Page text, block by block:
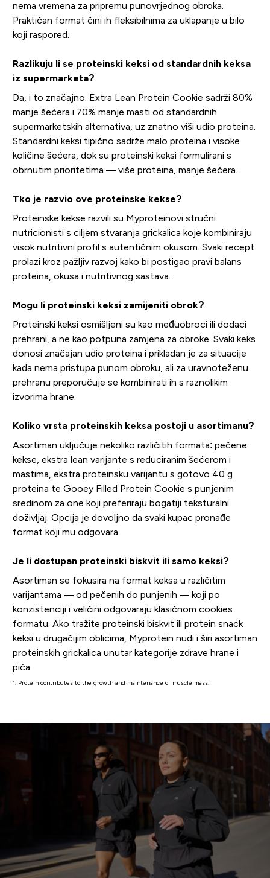
nema vremena za pripremu punovrjednog obroka.
Praktičan format čini ih fleksibilnima za uklapanje u bilo
koji raspored.
Razlikuju li se proteinski keksi od standardnih keksa
iz supermarketa?
Da, i to značajno. Extra Lean Protein Cookie sadrži 80%
manje šećera i 70% manje masti od standardnih
supermarketskih alternativa, uz znatno viši udio proteina.
Standardni keksi tipično sadrže malo proteina i visoke
količine šećera, dok su proteinski keksi formulirani s
obrnutim prioritetima — više proteina, manje šećera.
Tko je razvio ove proteinske kekse?
Proteinske kekse razvili su Myproteinovi stručni
nutricionisti s ciljem stvaranja grickalica koje kombiniraju
visok nutritivni profil s autentičnim okusom. Svaki recept
prolazi kroz pažljiv razvoj kako bi postigao pravi balans
proteina, okusa i nutritivnog sastava.
Mogu li proteinski keksi zamijeniti obrok?
Proteinski keksi osmišljeni su kao međuobroci ili dodaci
prehrani, a ne kao potpuna zamjena za obroke. Svaki keks
donosi značajan udio proteina i prikladan je za situacije
kada nema pristupa punom obroku, ali za uravnoteženu
prehranu preporučuje se kombinirati ih s raznolikim
izvorima hrane.
Koliko vrsta proteinskih keksa postoji u asortimanu?
Asortiman uključuje nekoliko različitih formata: pečene
kekse, ekstra lean varijante s reduciranim šećerom i
mastima, ekstra proteinsku varijantu s gotovo 40 g
proteina te Gooey Filled Protein Cookie s punjenim
sredinom za one koji preferiraju bogatiji teksturalni
doživljaj. Opcija je dovoljno da svaki kupac pronađe
format koji mu odgovara.
Je li dostupan proteinski biskvit ili samo keksi?
Asortiman se fokusira na format keksa u različitim
varijantama — od pečenih do punjenih — koji po
konzistenciji i veličini odgovaraju klasičnom cookies
formatu. Ako tražite proteinski biskvit ili protein snack
keksi u drugačijim oblicima, Myprotein nudi i širi asortiman
proteinskih grickalica unutar kategorije zdrave hrane i
pića.
1. Protein contributes to the growth and maintenance of muscle mass.